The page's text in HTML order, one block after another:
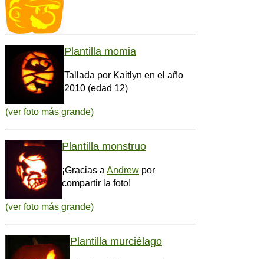
Plantilla momia
Tallada por Kaitlyn en el año
2010 (edad 12)
(ver foto más grande)
Plantilla monstruo
¡Gracias a Andrew por
compartir la foto!
(ver foto más grande)
Plantilla murciélago